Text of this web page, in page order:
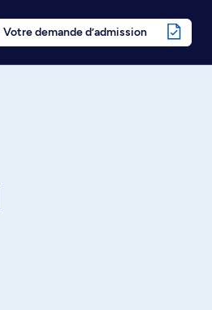
Votre demande d’admission